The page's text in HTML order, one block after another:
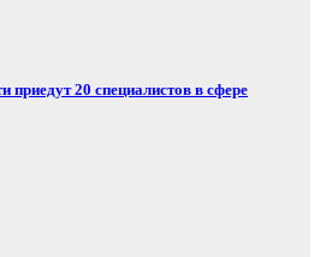
приедут 20 специалистов в сфере